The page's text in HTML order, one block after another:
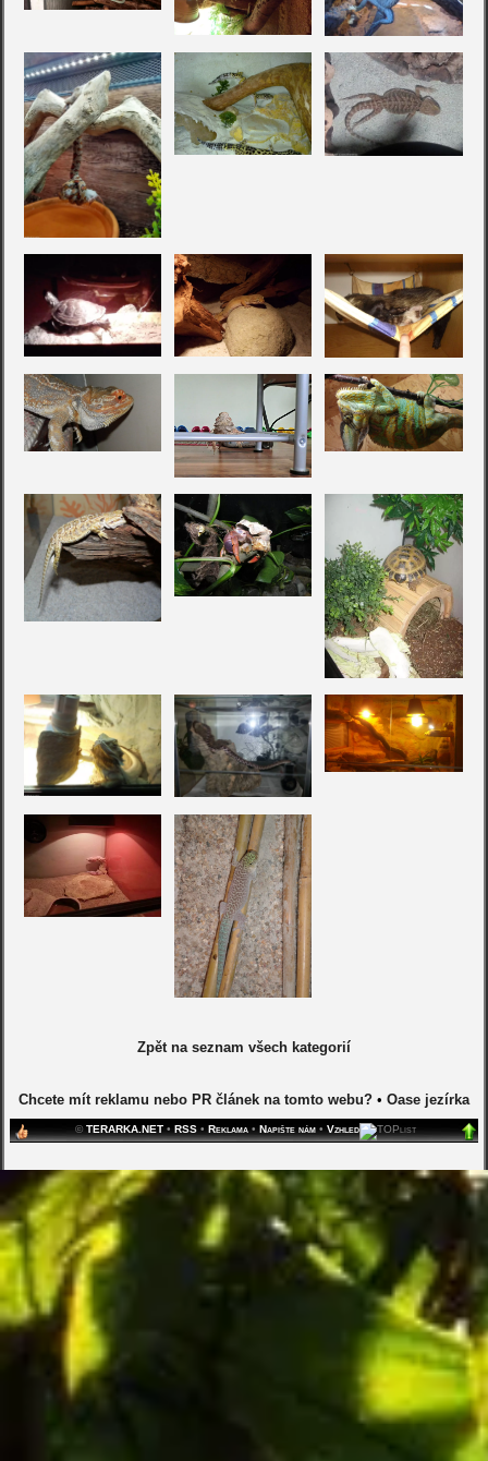
Zpět na seznam všech kategorií
Chcete mít reklamu nebo PR článek na tomto webu?• Oase jezírka
©TERARKA.NET• RSS• Reklama• Napište nám• Vzhled